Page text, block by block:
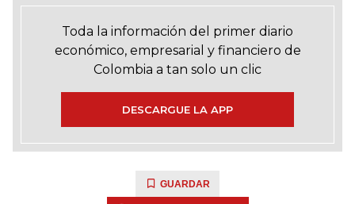
Toda la información del primer diario
económico, empresarial y financiero de
Colombia a tan solo un clic
DESCARGUE LA APP
GUARDAR